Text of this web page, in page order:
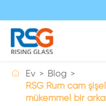
 Ev
Blog
RSG Rum cam
mükemmel bir